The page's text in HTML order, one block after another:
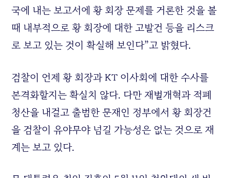
국에 내는 보고서에 황 회장 문제를 거론한 것을 볼
때 내부적으로 황 회장에 대한 고발건 등을 리스크
로 보고 있는 것이 확실해 보인다”고 밝혔다.
검찰이 언제 황 회장과KT 이사회에 대한 수사를
본격화할지는 확실치 않다. 다만 재벌개혁과 적폐
청산을 내걸고 출범한 문재인 정부에서 황 회장건
을 검찰이 유야무야 넘길 가능성은 없는 것으로 재
계는 보고 있다.